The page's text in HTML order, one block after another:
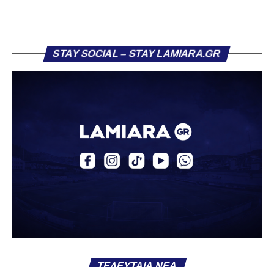
μαθαίνετε πρώτοι τα κυανόλευκα νέα στην Ελλάδα και τον
STAY SOCIAL – STAY LAMIARA.GR